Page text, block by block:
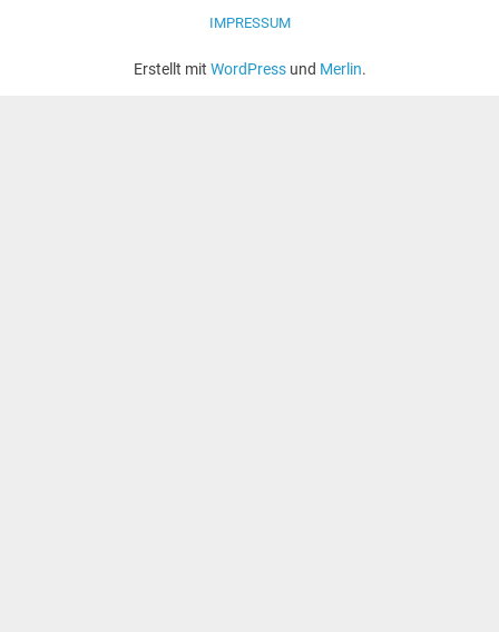
IMPRESSUM
Erstellt mit WordPressund Merlin.